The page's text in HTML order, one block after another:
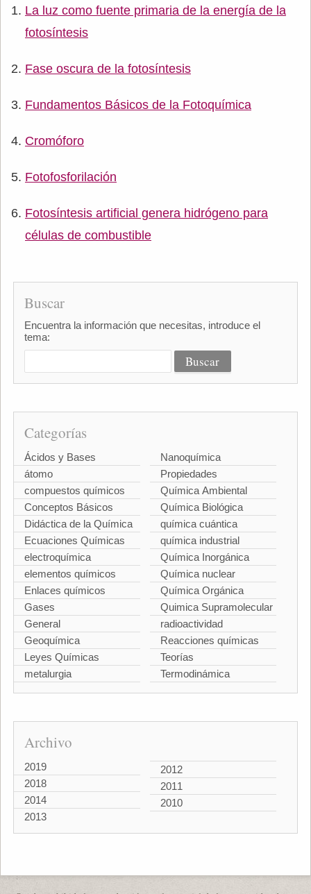
La luz como fuente primaria de la energía de la
fotosíntesis
Fase oscura de la fotosíntesis
Fundamentos Básicos de la Fotoquímica
Cromóforo
Fotofosforilación
Fotosíntesis artificial genera hidrógeno para
células de combustible
Buscar
Encuentra la información que necesitas, introduce el
tema:
Categorías
Ácidos y Bases
átomo
compuestos químicos
Conceptos Básicos
Didáctica de la Química
Ecuaciones Químicas
electroquímica
elementos químicos
Enlaces químicos
Gases
General
Geoquímica
Leyes Químicas
metalurgia
Nanoquímica
Propiedades
Química Ambiental
Química Biológica
química cuántica
química industrial
Química Inorgánica
Química nuclear
Química Orgánica
Quimica Supramolecular
radioactividad
Reacciones químicas
Teorías
Termodinámica
Archivo
2019
2018
2014
2013
2012
2011
2010